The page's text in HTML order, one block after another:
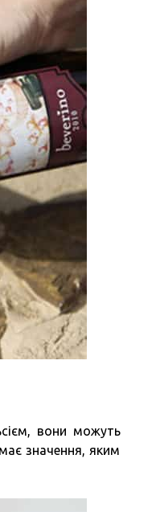
вони можуть
значення, яким